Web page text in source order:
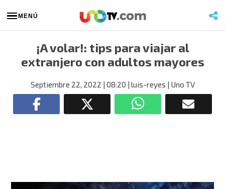
MENÚ
¡A volar!: tips para viajar al
extranjero con adultos mayores
Septiembre 22, 2022 | 08:20 | luis-reyes | Uno TV